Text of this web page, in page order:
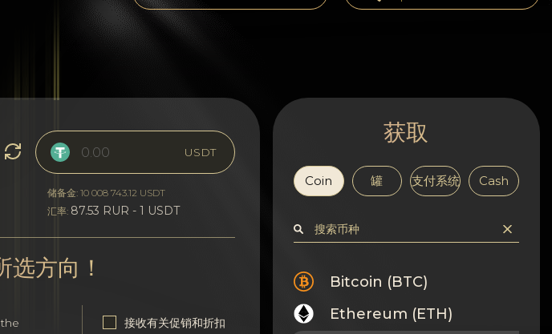
USDT
储备金: 10 008 743.12 USDT
汇率: 87.53 RUR - 1 USDT
选方向！
接收有关促销和折扣
获取
Coin 罐 支付系统 Cash
Bitcoin (BTC)
Ethereum (ETH)